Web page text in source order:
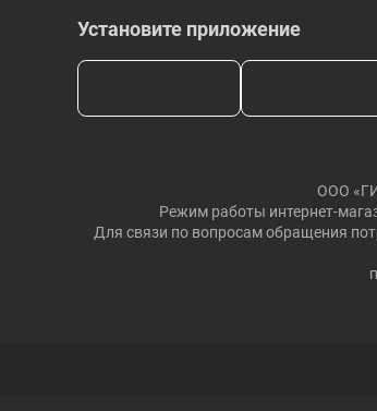
Установите приложение
ООО
Режим работы интернет-
Для связи по вопросам обращения